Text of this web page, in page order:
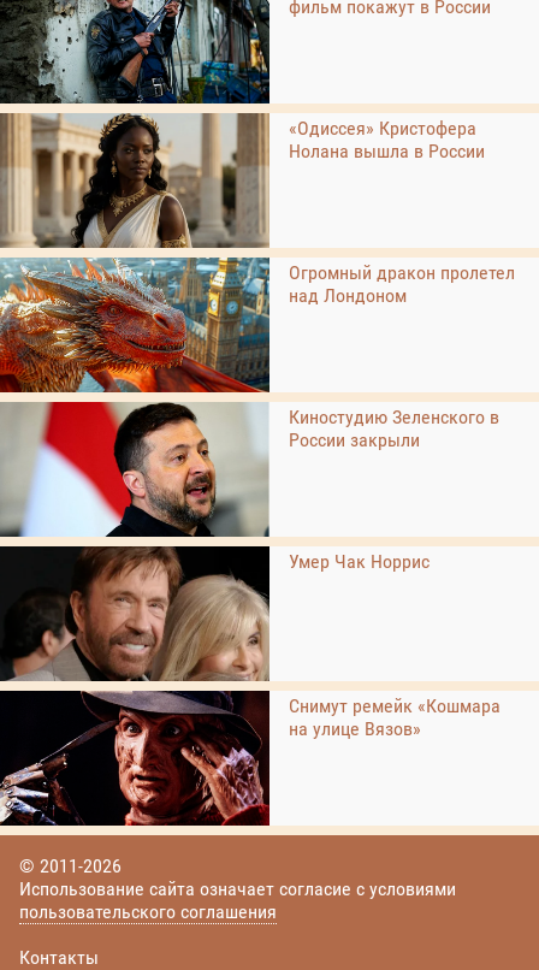
фильм покажут в России
«Одиссея» Кристофера
Нолана вышла в России
Огромный дракон пролетел
над Лондоном
Киностудию Зеленского в
России закрыли
Умер Чак Норрис
Снимут ремейк «Кошмара
на улице Вязов»
© 2011-2026
Использование сайта означает согласие с условиями
пользовательского соглашения
Контакты